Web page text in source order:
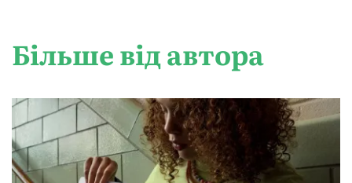
Більше від автора